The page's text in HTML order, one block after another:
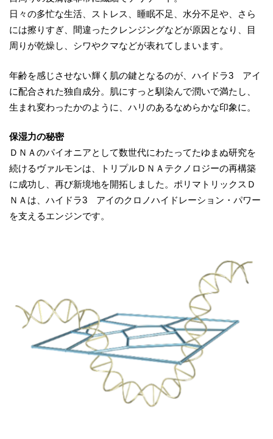
日々の多忙な生活、ストレス、睡眠不足、水分不足や、さら
には擦りすぎ、間違ったクレンジングなどが原因となり、目
周りが乾燥し、シワやクマなどが表れてしまいます。
年齢を感じさせない輝く肌の鍵となるのが、ハイドラ3 アイ
に配合された独自成分。肌にすっと馴染んで潤いで満たし、
生まれ変わったかのように、ハリのあるなめらかな印象に。
保湿力の秘密
ＤＮＡのパイオニアとして数世代にわたってたゆまぬ研究を
続けるヴァルモンは、トリプルＤＮＡテクノロジーの再構築
に成功し、再び新境地を開拓しました。ポリマトリックスＤ
ＮＡは、ハイドラ3 アイのクロノハイドレーション・パワー
を支えるエンジンです。